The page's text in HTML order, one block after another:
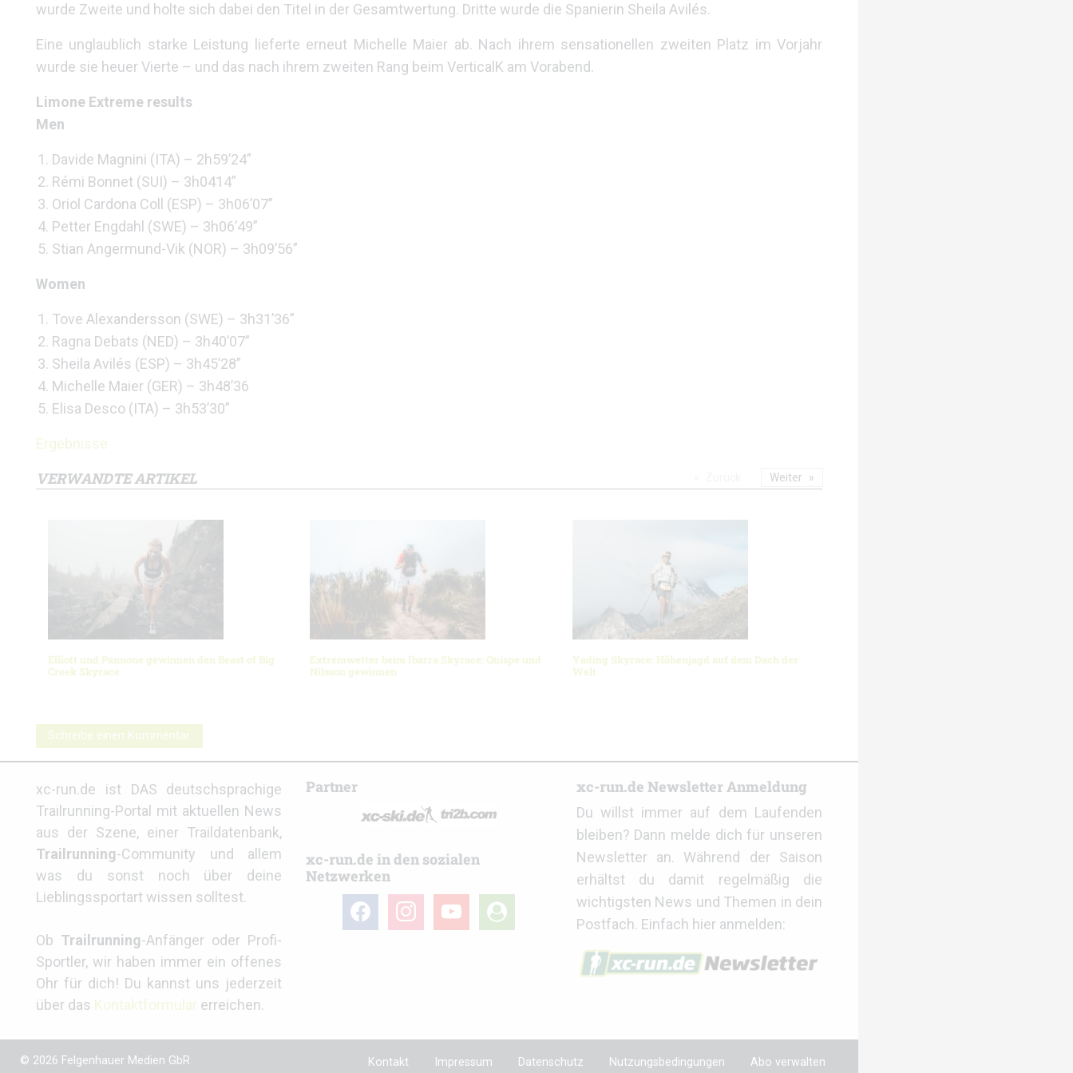
wurde Zweite und holte sich dabei den Titel in der Gesamtwertung. Dritte wurde die Spanierin Sheila Avilés.
Eine unglaublich starke Leistung lieferte erneut Michelle Maier ab. Nach ihrem sensationellen zweiten Platz im Vorjahr
wurde sie heuer Vierte – und das nach ihrem zweiten Rang beim VerticalK am Vorabend.
Limone Extreme results
Men
Davide Magnini (ITA) – 2h59’24”
Rémi Bonnet (SUI) – 3h0414”
Oriol Cardona Coll (ESP) – 3h06’07”
Petter Engdahl (SWE) – 3h06’49”
Stian Angermund-Vik (NOR) – 3h09’56”
Women
Tove Alexandersson (SWE) – 3h31’36”
Ragna Debats (NED) – 3h40’07”
Sheila Avilés (ESP) – 3h45’28”
Michelle Maier (GER) – 3h48’36
Elisa Desco (ITA) – 3h53’30”
Ergebnisse
VERWANDTE ARTIKEL
Elliott und Pannone gewinnen den Beast of Big
Creek Skyrace
Extremwetter beim Ibarra Skyrace: Quispe und
Nilsson gewinnen
Yading Skyrace: Höhenjagd auf dem Dach der
Welt
Weiter
Schreibe einen Kommentar
xc-run.de ist DAS deutschsprachige
Trailrunning-Portal mit aktuellen News
aus der Szene, einer Traildatenbank,
Trailrunning-Community und allem
was du sonst noch über deine
Lieblingssportart wissen solltest.
Ob Trailrunning-Anfänger oder Profi-
Sportler, wir haben immer ein offenes
Ohr für dich! Du kannst uns jederzeit
über das Kontaktformular erreichen.
Partner
xc-run.de in den sozialen
Netzwerken
facebookinstagramyoutube
user-
circle
xc-run.de Newsletter Anmeldung
Du willst immer auf dem Laufenden
bleiben? Dann melde dich für unseren
Newsletter an. Während der Saison
erhältst du damit regelmäßig die
wichtigsten News und Themen in dein
Postfach. Einfach hier anmelden:
© 2026 Felgenhauer Medien GbR Kontakt Impressum Datenschutz Nutzungsbedingungen Abo verwalten